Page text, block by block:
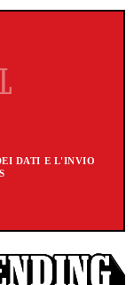
DATI E L'INVIO